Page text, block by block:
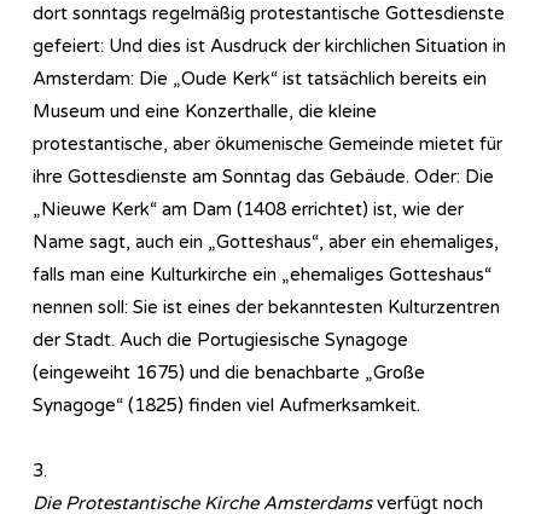
dort sonntags regelmäßig protestantische Gottesdienste
gefeiert: Und dies ist Ausdruck der kirchlichen Situation in
Amsterdam: Die „Oude Kerk“ ist tatsächlich bereits ein
Museum und eine Konzerthalle, die kleine
protestantische, aber ökumenische Gemeinde mietet für
ihre Gottesdienste am Sonntag das Gebäude. Oder: Die
„Nieuwe Kerk“ am Dam (1408 errichtet) ist, wie der
Name sagt, auch ein „Gotteshaus“, aber ein ehemaliges,
falls man eine Kulturkirche ein „ehemaliges Gotteshaus“
nennen soll: Sie ist eines der bekanntesten Kulturzentren
der Stadt. Auch die Portugiesische Synagoge
(eingeweiht 1675) und die benachbarte „Große
Synagoge“ (1825) finden viel Aufmerksamkeit.
3.
Die Protestantische Kirche Amsterdamsverfügt noch